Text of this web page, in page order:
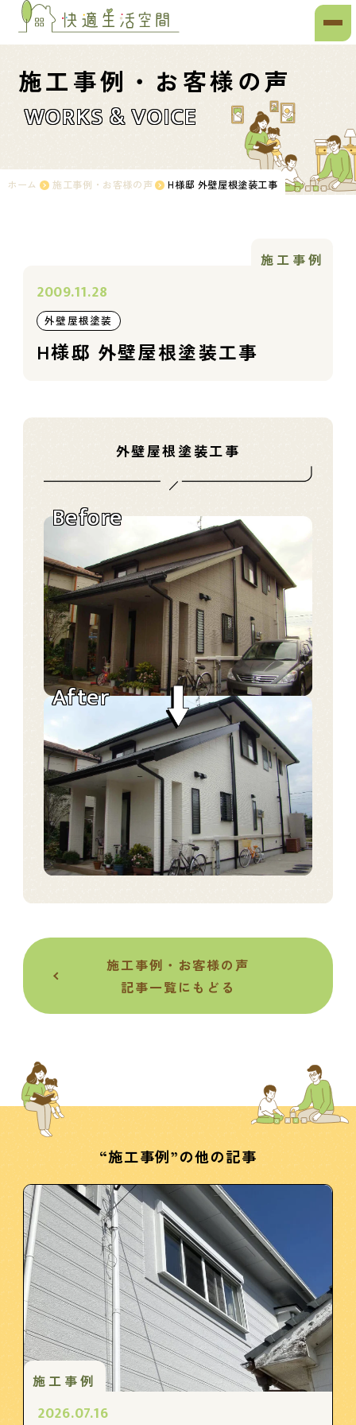
施工事例・お客様の声
WORKS & VOICE
ホーム 施工事例・お客様の声 H様邸 外壁屋根塗装工事
施工事例
2009.11.28
外壁屋根塗装
H様邸 外壁屋根塗装工事
外壁屋根塗装工事
Before
After
施工事例・お客様の声
記事一覧にもどる
“施工事例”の他の記事
施工事例
2026.07.16